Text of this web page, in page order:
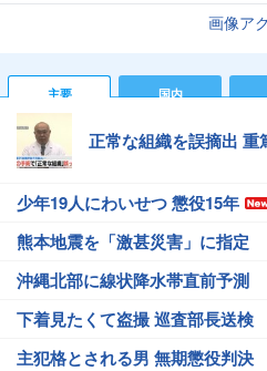
画像ア
主要 国内
正常な組織を誤摘出 重
少年19人にわいせつ 懲役15年
熊本地震を「激甚災害」に指定
沖縄北部に線状降水帯直前予測
下着見たくて盗撮 巡査部長送検
主犯格とされる男 無期懲役判決